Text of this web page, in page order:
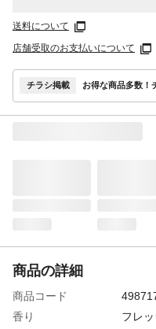
送料について
店舗受取のお支払いについて
チラシ掲載 お得な商品多数！
商品の詳細
商品コード
香り
フレ